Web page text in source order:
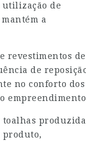
utilização de
a
revestimentos de
de
no conforto dos
toalhas
produto,